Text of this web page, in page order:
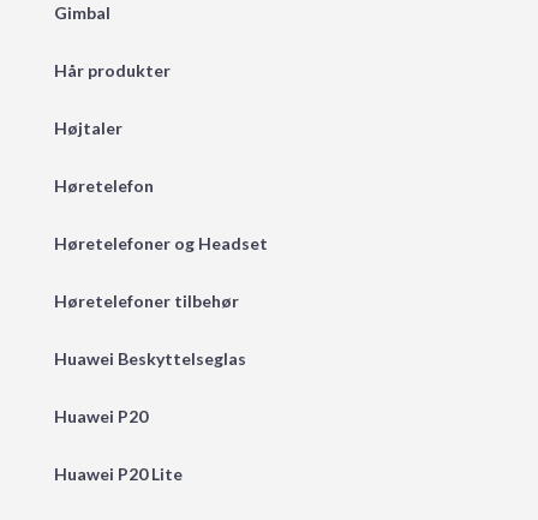
Gimbal
Hår produkter
Højtaler
Høretelefon
Høretelefoner og Headset
Høretelefoner tilbehør
Huawei Beskyttelseglas
Huawei P20
Huawei P20 Lite